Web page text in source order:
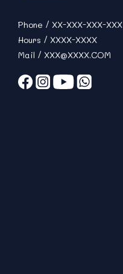
Phone / XX-XXX-XXX-XXX
Hours / XXXX-XXXX
Mail / XXX@XXXX.COM